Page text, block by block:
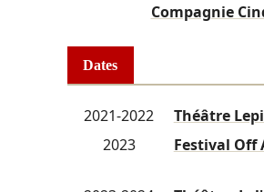
Compagnie
Dates
2021-2022 Théâtre
2023
Festival Off